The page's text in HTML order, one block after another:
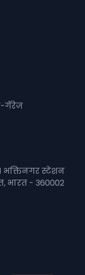
गॅरेज
भक्तिनगर स्टेशन
भारत - 360002